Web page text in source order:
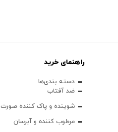
راهنمای خرید
دسته بندی‌ها
ضد آفتاب
شوینده و پاک‌ کننده صورت
مرطوب کننده و آبرسان